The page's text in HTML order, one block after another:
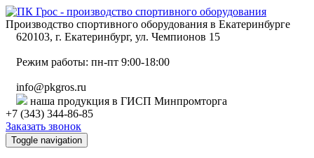
Производство спортивного оборудования в Екатеринбурге
620103, г. Екатеринбург, ул. Чемпионов 15
Режим работы: пн-пт 9:00-18:00
info@pkgros.ru
наша продукция в ГИСП Минпромторга
+7 (343) 344-86-85
Заказать звонок
Toggle navigation